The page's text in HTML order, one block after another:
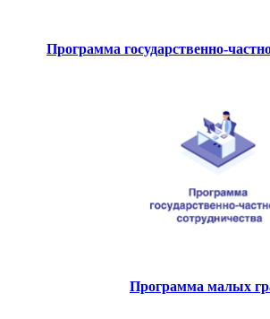
Программа государственно-
Программа малых